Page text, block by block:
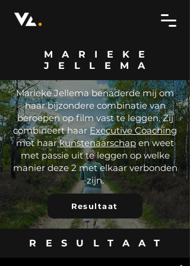
MARIEKE
JELLEMA
Marieke Jellema benaderde mij om
haar bijzondere combinatie van
beroepen op film vast te leggen. Zij
combineert haarExecutive Coaching
met haarkunstenaarschapen weet
met passie uit te leggen op welke
manier deze 2 met elkaar verbonden
zijn.
Resultaat
RESULTAAT